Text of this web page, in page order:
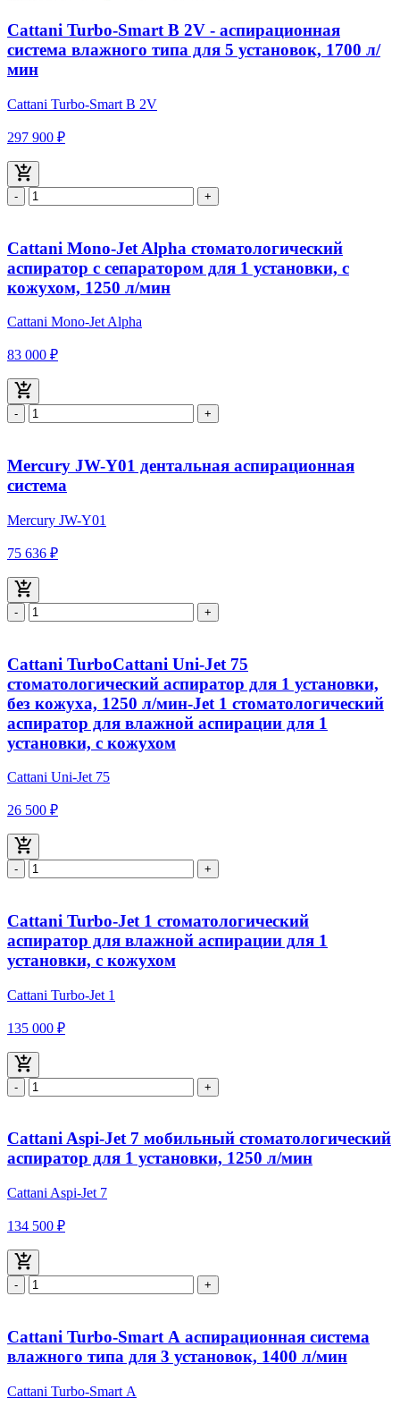
Cattani Turbo-Smart В 2V - аспирационная
система влажного типа для 5 установок, 1700 л/
мин
Cattani Turbo-Smart В 2V
297 900 ₽
- +
Cattani Mono-Jet Alpha стоматологический
аспиратор с сепаратором для 1 установки, с
кожухом, 1250 л/мин
Cattani Mono-Jet Alpha
83 000 ₽
- +
Mercury JW-Y01 дентальная аспирационная
система
Mercury JW-Y01
75 636 ₽
- +
Cattani TurboCattani Uni-Jet 75
стоматологический аспиратор для 1 установки,
без кожуха, 1250 л/мин-Jet 1 стоматологический
аспиратор для влажной аспирации для 1
установки, с кожухом
Cattani Uni-Jet 75
26 500 ₽
- +
Cattani Turbo-Jet 1 стоматологический
аспиратор для влажной аспирации для 1
установки, с кожухом
Cattani Turbo-Jet 1
135 000 ₽
- +
Cattani Aspi-Jet 7 мобильный стоматологический
аспиратор для 1 установки, 1250 л/мин
Cattani Aspi-Jet 7
134 500 ₽
- +
Cattani Turbo-Smart А аспирационная система
влажного типа для 3 установок, 1400 л/мин
Cattani Turbo-Smart А